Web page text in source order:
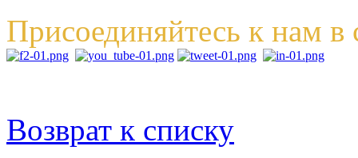
Присоединяйтесь к нам в
Возврат к списку